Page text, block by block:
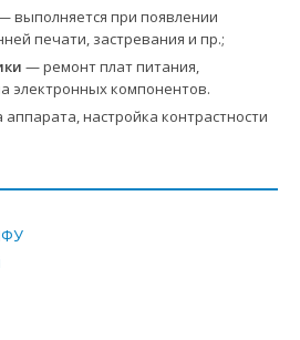
выполняется при появлении
печати, застревания и пр.;
— ремонт плат питания,
электронных компонентов.
настройка контрастности